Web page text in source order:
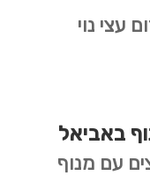
עצי נוי
באביאל
עם מנוף